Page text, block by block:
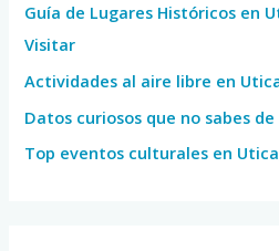
o
r
:
Guía de Lugares Históricos en
Visitar
Actividades al aire libre en
Datos curiosos que no sabes de
Top eventos culturales en Utica,